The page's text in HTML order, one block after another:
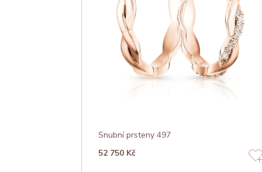
Snubní prsteny 497
52 750 Kč